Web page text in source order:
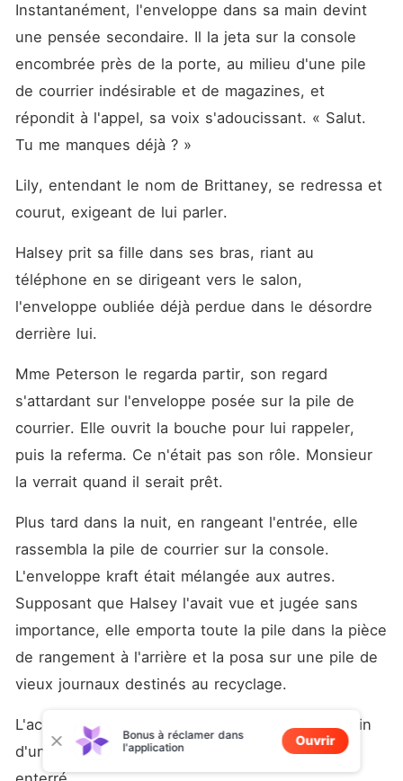
Instantanément, l'enveloppe dans sa main devint
une pensée secondaire. Il la jeta sur la console
encombrée près de la porte, au milieu d'une pile
de courrier indésirable et de magazines, et
répondit à l'appel, sa voix s'adoucissant. « Salut.
Tu me manques déjà ? »
Lily, entendant le nom de Brittaney, se redressa et
courut, exigeant de lui parler.
Halsey prit sa fille dans ses bras, riant au
téléphone en se dirigeant vers le salon,
l'enveloppe oubliée déjà perdue dans le désordre
derrière lui.
Mme Peterson le regarda partir, son regard
s'attardant sur l'enveloppe posée sur la pile de
courrier. Elle ouvrit la bouche pour lui rappeler,
puis la referma. Ce n'était pas son rôle. Monsieur
la verrait quand il serait prêt.
Plus tard dans la nuit, en rangeant l'entrée, elle
rassembla la pile de courrier sur la console.
L'enveloppe kraft était mélangée aux autres.
Supposant que Halsey l'avait vue et jugée sans
importance, elle emporta toute la pile dans la pièce
de rangement à l'arrière et la posa sur une pile de
vieux journaux destinés au recyclage.
L'accord de divorce, la déclaration légale de la fin
d'un mariage, était désormais officiellement
Bonus à réclamer dans
l'application
Ouvrir